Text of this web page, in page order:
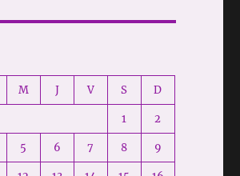
M J V S D
1 2
5 6 7 8 9